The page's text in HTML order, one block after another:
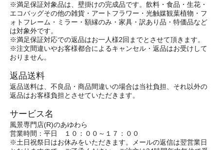
※満足保証対象品は、壁掛けの完成品です。飲料・食品・生花・
エコバッグその他の雑貨・アートフラワー・光触媒観葉植物・フ
ォトフレーム・ミラー・額縁のみ・家具・訳あり品・特価品など
は対象外です。
※満足保証対応での返品はお一人様2回までとさせて頂きます。
※注文間違いやお客様都合によるキャンセル・返品はお受けして
おりません。
返品送料
返品送料は、不良品・商品間違いの場合は当社負担、それ以外の
返品はお客様負担とさせていただきます。
サービス名
風景専門店(R)のあゆわら
営業時間：平日 １０：００～１７：００
※土日祝祭日はお休みをいただきます。メールの返信は翌営業日